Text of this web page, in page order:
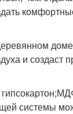
и
системы